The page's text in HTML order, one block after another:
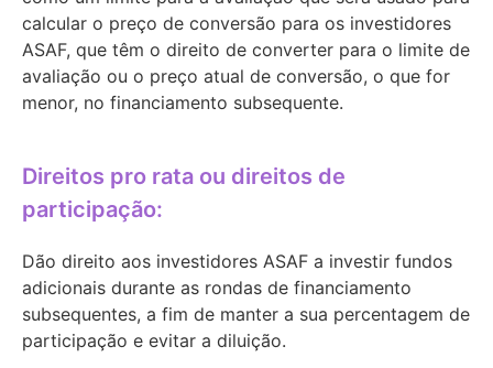
calcular o preço de conversão para os investidores
ASAF, que têm o direito de converter para o limite de
avaliação ou o preço atual de conversão, o que for
menor, no financiamento subsequente.
Direitos pro rata ou direitos de
participação:
Dão direito aos investidores ASAF a investir fundos
adicionais durante as rondas de financiamento
subsequentes, a fim de manter a sua percentagem de
participação e evitar a diluição.